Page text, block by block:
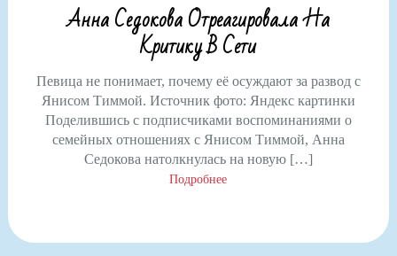
Анна Седокова Отреагировала На
Критику В Сети
Певица не понимает, почему её осуждают за развод с
Янисом Тиммой. Источник фото: Яндекс картинки
Поделившись с подписчиками воспоминаниями о
семейных отношениях с Янисом Тиммой, Анна
Седокова натолкнулась на новую […]
Подробнее